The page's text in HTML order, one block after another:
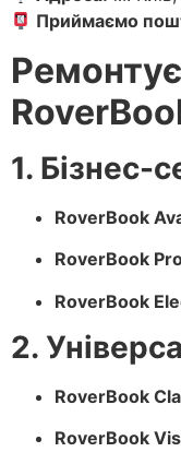
Приймаємо
1. Бізнес-
RoverBook
RoverBook
RoverBook
2.
RoverBook
RoverBook